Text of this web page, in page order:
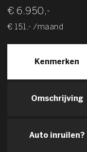
€ 6.950,-
€ 151,- /maand
Kenmerken
Omschrijving
Auto inruilen?